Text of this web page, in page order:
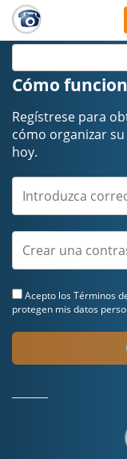
Cómo
Regístrese para
cómo organizar
hoy.
Acepto losTérminos
protegen mis datos